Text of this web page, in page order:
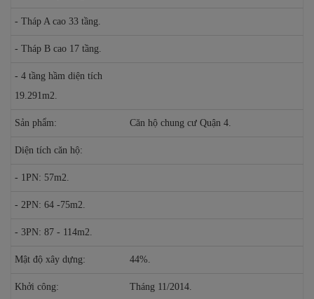
- Tháp A cao 33 tầng.
- Tháp B cao 17 tầng.
- 4 tầng hầm diện tích
19.291m2.
Sản phẩm: Căn hộ chung cư Quận 4.
Diện tích căn hộ:
- 1PN: 57m2.
- 2PN: 64 -75m2.
- 3PN: 87 - 114m2.
Mật độ xây dựng: 44%.
Khởi công: Tháng 11/2014.